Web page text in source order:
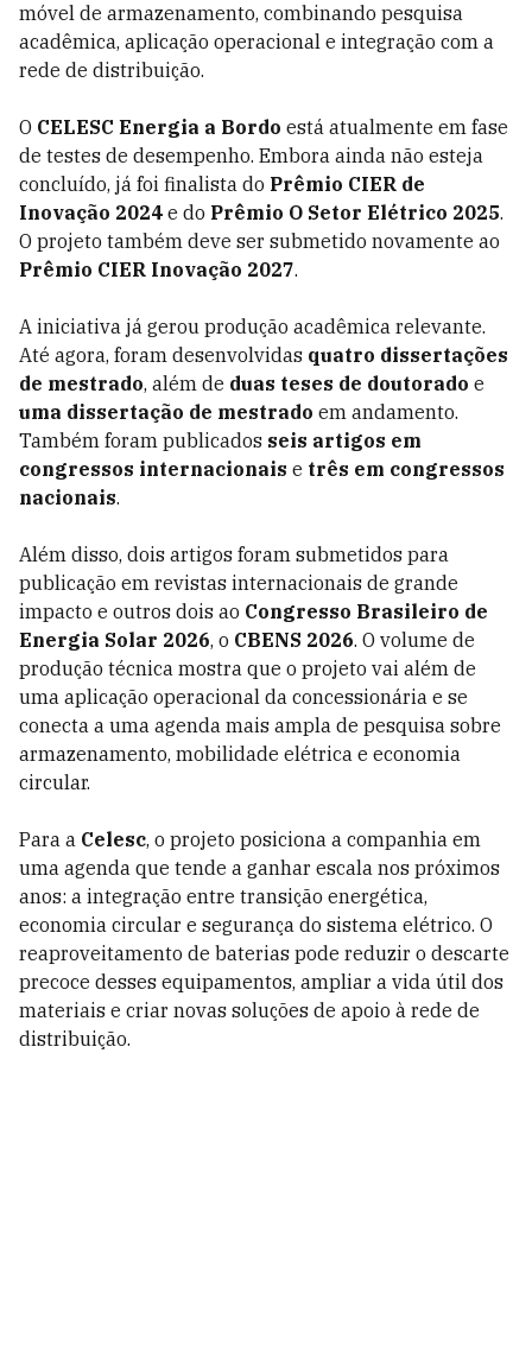
móvel de armazenamento, combinando pesquisa
acadêmica, aplicação operacional e integração com a
rede de distribuição.
O CELESC Energia a Bordo está atualmente em fase
de testes de desempenho. Embora ainda não esteja
concluído, já foi finalista do Prêmio CIER de
Inovação 2024 e do Prêmio O Setor Elétrico 2025.
O projeto também deve ser submetido novamente ao
Prêmio CIER Inovação 2027.
A iniciativa já gerou produção acadêmica relevante.
Até agora, foram desenvolvidas quatro dissertações
de mestrado, além de duas teses de doutorado e
uma dissertação de mestrado em andamento.
Também foram publicados seis artigos em
congressos internacionais e três em congressos
nacionais.
Além disso, dois artigos foram submetidos para
publicação em revistas internacionais de grande
impacto e outros dois ao Congresso Brasileiro de
Energia Solar 2026, o CBENS 2026. O volume de
produção técnica mostra que o projeto vai além de
uma aplicação operacional da concessionária e se
conecta a uma agenda mais ampla de pesquisa sobre
armazenamento, mobilidade elétrica e economia
circular.
Para a Celesc, o projeto posiciona a companhia em
uma agenda que tende a ganhar escala nos próximos
anos: a integração entre transição energética,
economia circular e segurança do sistema elétrico. O
reaproveitamento de baterias pode reduzir o descarte
precoce desses equipamentos, ampliar a vida útil dos
materiais e criar novas soluções de apoio à rede de
distribuição.